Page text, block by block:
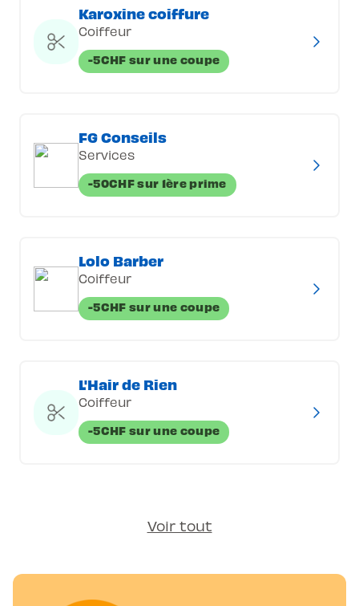
Karoxine coiffure
Coiffeur
-5CHF sur une coupe
FG Conseils
Services
-50CHF sur 1ère prime
Lolo Barber
Coiffeur
-5CHF sur une coupe
L'Hair de Rien
Coiffeur
-5CHF sur une coupe
Voir tout